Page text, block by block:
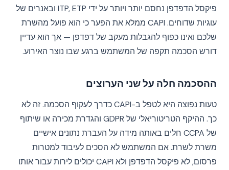
פיקסל הדפדפן נחסם יותר ויותר על ידי ITP, ETP ובאנרים של
עוגיות שדוחים. CAPI ממלא את הפער כי הוא פועל מהשרת
שלכם ואינו כפוף להגבלות מעקב של דפדפן — אך הוא עדיין
דורש הסכמה תקפה של המשתמש ברגע שבו נוצר האירוע.
ההסכמה חלה על שני הערוצים
טעות נפוצה היא לטפל ב-CAPI כדרך לעקוף הסכמה. זה לא
כך. ההיקף הטריטוריאלי של GDPR והגדרת מכירה או שיתוף
של CCPA חלים באותה מידה על העברת נתונים אישיים
משרת לשרת. אם המשתמש לא הסכים לעיבוד למטרות
פרסום, לא פיקסל הדפדפן ולא CAPI יכולים לירות עבור אותו